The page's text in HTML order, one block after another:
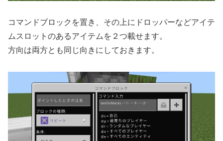
コマンドブロックを置き、その上にドロッパーなどアイテ
ムスロットのあるアイテムを２つ載せます。
方向は両方とも同じ向きにしておきます。